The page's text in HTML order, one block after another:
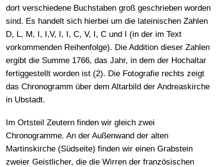
dort verschiedene Buchstaben groß geschrieben worden
sind. Es handelt sich hierbei um die lateinischen Zahlen
D, L, M, I, I,V, I, I, C, V, I, C und I (in der im Text
vorkommenden Reihenfolge). Die Addition dieser Zahlen
ergibt die Summe 1766, das Jahr, in dem der Hochaltar
fertiggestellt worden ist (2). Die Fotografie rechts zeigt
das Chronogramm über dem Altarbild der Andreaskirche
in Ubstadt.
Im Ortsteil Zeutern finden wir gleich zwei
Chronogramme. An der Außenwand der alten
Martinskirche (Südseite) finden wir einen Grabstein
zweier Geistlicher, die die Wirren der französischen